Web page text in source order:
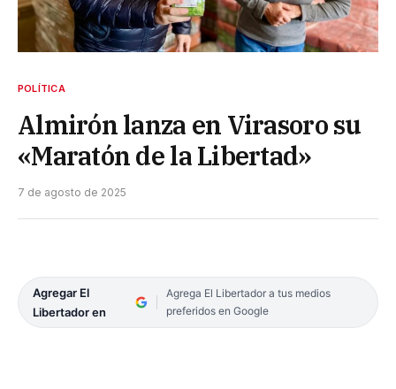
POLÍTICA
Almirón lanza en Virasoro su
«Maratón de la Libertad»
7 de agosto de 2025
Agregar El
Libertador en
Agrega El Libertador a tus medios
preferidos en Google